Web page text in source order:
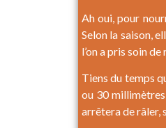
Ah oui, pour
Selon la saison,
l’on a pris soin
Tiens du temps
ou 30 millimètres
arrêtera de râler,